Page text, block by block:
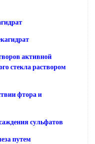
активной
стекла раствором
фтора и
сульфатов
путем